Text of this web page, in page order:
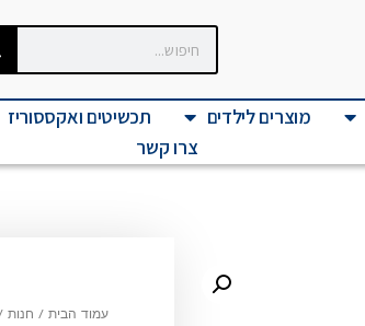
מוצרים לילדים תכשיטים ואקססוריז
צרו קשר
עמוד הבית / חנות